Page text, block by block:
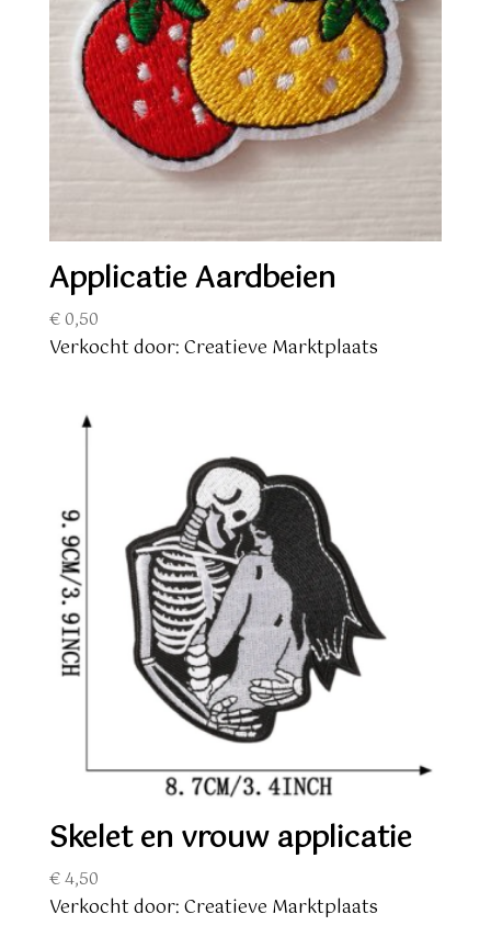
Applicatie Aardbeien
€0,50
Verkocht door: Creatieve Marktplaats
Skelet en vrouw applicatie
€4,50
Verkocht door: Creatieve Marktplaats